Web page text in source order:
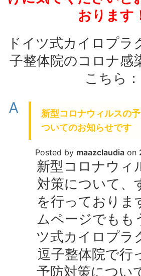
おります
ドイツ式カイロプラ
子整体院のコロナ感
こちら：
A
新型コロナウィルスの
ついてのお知らせです
Posted by maazclaudia on
新型コロナウィ
対策について、
を行っておりま
ムページでもも
ツ式カイロプラ
逗子整体院で行
予防対策につい